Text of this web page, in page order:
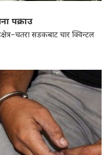
पक्राउ
सडकबाट चार क्विन्टल